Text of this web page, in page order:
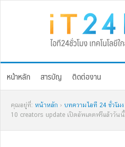
หน้าหลัก สารบัญ ติดต่องาน
คุณอยู่ที่: หน้าหลัก › บทความไอที 24 ชั่วโมง
10 creators update เปิดอัพเดตฟรีแล้ววันนี้